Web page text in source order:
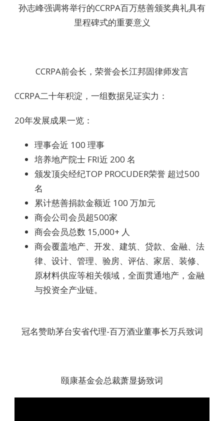
孙志峰强调将举行的CCRPA百万慈善颁奖典礼具有
里程碑式的重要意义
CCRPA前会长，荣誉会长江邦固律师发言
CCRPA二十年积淀，一组数据见证实力：
20年发展成果一览：
理事会近 100 理事
培养地产院士 FRI近 200 名
颁发顶尖经纪TOP PROCUDER荣誉 超过500
名
累计慈善捐款金额近 100 万加元
商会公司会员超500家
商会会员总数 15,000+ 人
商会覆盖地产、开发、建筑、贷款、金融、法
律、设计、管理、验房、评估、家居、装修、
原材料供应等相关领域，全面贯通地产，金融
与投资全产业链。
冠名赞助茅台安省代理-百万酒业董事长万兵致词
颐康基金会总裁萧显扬致词